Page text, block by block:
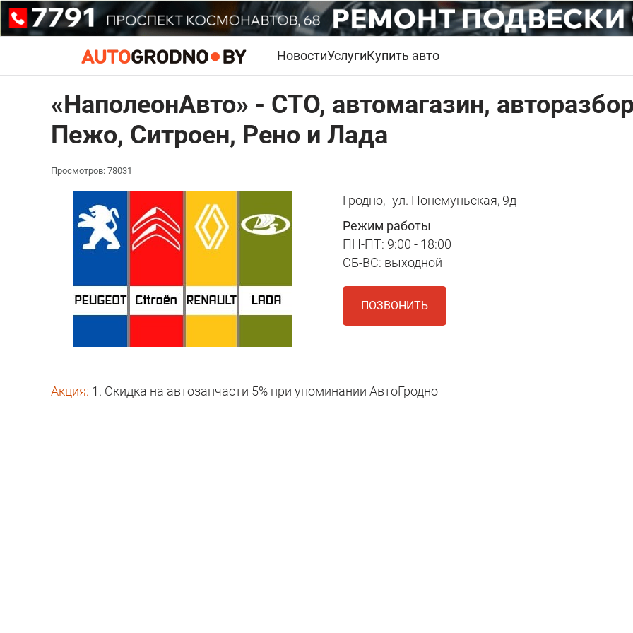
НовостиУслугиКупить авто
«НаполеонАвто» - СТО, автомагазин,
Пежо, Ситроен, Рено и Лада
Просмотров: 78031
Гродно, ул. Понемуньская, 9д
Режим работы
ПН-ПТ: 9:00 - 18:00
СБ-ВС: выходной
ПОЗВОНИТЬ
Акция: 1. Скидка на автозапчасти 5% при упоминании АвтоГродно